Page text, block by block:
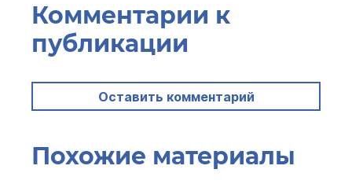
Комментарии к
публикации
Оставить комментарий
Похожие материалы